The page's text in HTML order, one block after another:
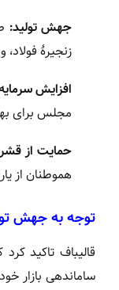
جهش تولید:
زنجیرۀ
افزایش
مجلس برای
حمایت از
هموطنان از
توجه به جهش
قالیباف تاکید
ساماندهی بازار